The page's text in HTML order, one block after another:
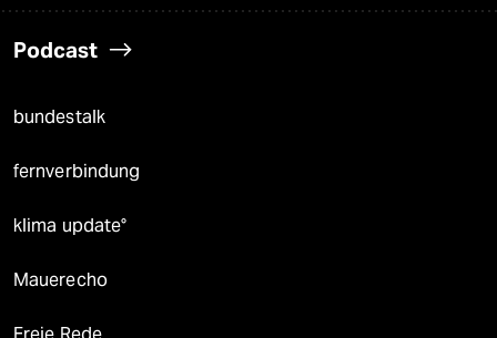
Podcast
bundestalk
fernverbindung
klima update°
Mauerecho